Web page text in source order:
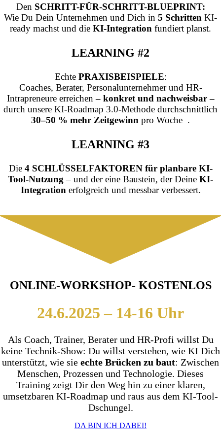
Den SCHRITT-FÜR-SCHRITT-BLUEPRINT:
Wie Du Dein Unternehmen und Dich in 5 Schritten KI-
ready machst und die KI-Integration fundiert planst.
LEARNING #2
Echte PRAXISBEISPIELE:
Coaches, Berater, Personalunternehmer und HR-
Intrapreneure erreichen– konkret und nachweisbar –
durch unsere KI-Roadmap 3.0-Methode durchschnittlich
30–50 % mehr Zeitgewinn pro Woche .
LEARNING #3
Die 4 SCHLÜSSELFAKTOREN für planbare KI-
Tool-Nutzung – und der eine Baustein, der Deine KI-
Integration erfolgreich und messbar verbessert.
ONLINE-WORKSHOP- KOSTENLOS
24.6.2025 – 14-16 Uhr
Als Coach, Trainer, Berater und HR-Profi willst Du
keine Technik-Show: Du willst verstehen, wie KI Dich
unterstützt, wie sie echte Brücken zu baut: Zwischen
Menschen, Prozessen und Technologie. Dieses
Training zeigt Dir den Weg hin zu einer klaren,
umsetzbaren KI-Roadmap und raus aus dem KI-Tool-
Dschungel.
DA BIN ICH DABEI!